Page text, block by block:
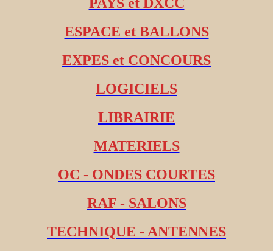
PAYS et DXCC
ESPACE et BALLONS
EXPES et CONCOURS
LOGICIELS
LIBRAIRIE
MATERIELS
OC - ONDES COURTES
RAF - SALONS
TECHNIQUE - ANTENNES